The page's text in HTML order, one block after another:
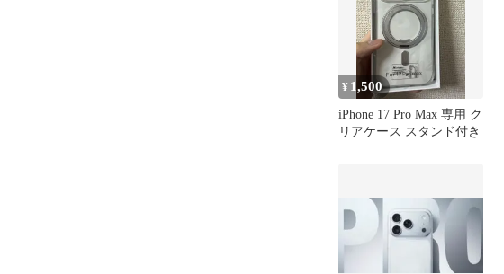
¥ 1,500
iPhone 17 Pro Max 専用 ク
リアケース スタンド付き